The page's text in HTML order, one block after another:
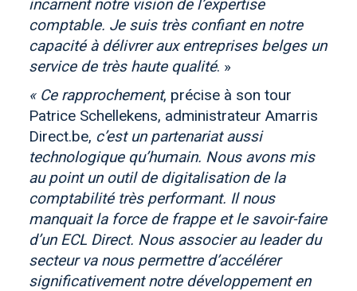
incarnent notre vision de l’expertise
comptable. Je suis très confiant en notre
capacité à délivrer aux entreprises belges un
service de très haute qualité. »
« Ce rapprochement, précise à son tour
Patrice Schellekens, administrateur Amarris
Direct.be, c’est un partenariat aussi
technologique qu’humain. Nous avons mis
au point un outil de digitalisation de la
comptabilité très performant. Il nous
manquait la force de frappe et le savoir-faire
d’un ECL Direct. Nous associer au leader du
secteur va nous permettre d’accélérer
significativement notre développement en